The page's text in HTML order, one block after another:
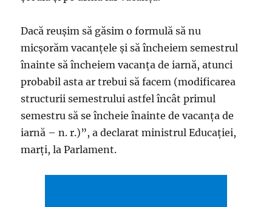
Dacă reușim să găsim o formulă să nu
micșorăm vacanțele și să încheiem semestrul
înainte să încheiem vacanța de iarnă, atunci
probabil asta ar trebui să facem (modificarea
structurii semestrului astfel încât primul
semestru să se încheie înainte de vacanța de
iarnă – n. r.)”, a declarat ministrul Educației,
marți, la Parlament.